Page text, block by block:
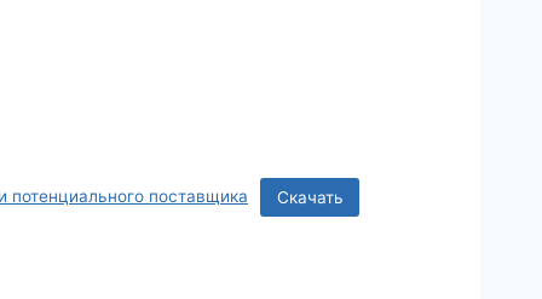
потенциального поставщика Скачать